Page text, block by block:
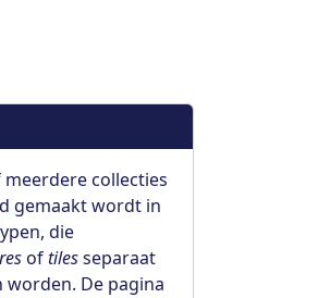
meerdere collecties
gemaakt wordt in
die
oftilesseparaat
De pagina